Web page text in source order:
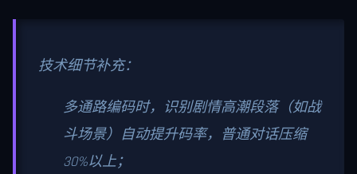
技术细节补充：
多通路编码时，识别剧情高潮段落（如战
斗场景）自动提升码率，普通对话压缩
30%以上；